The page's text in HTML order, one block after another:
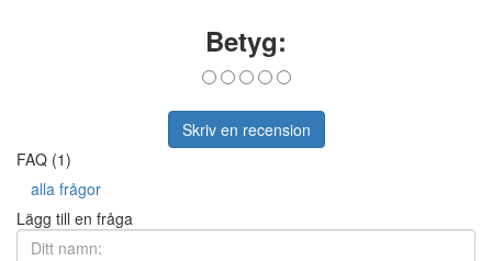
Betyg:
Skriv en recension
FAQ (1)
alla frågor
Lägg till en fråga